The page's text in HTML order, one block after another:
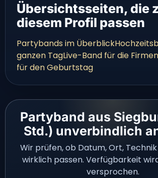
Übersichtsseiten, die
diesem Profil passen
Partybands im Überblick
ganzen TagLive-Band für die
für den Geburtstag
Partyband aus
Std.) unverbindlich
Wir prüfen, ob Datum, Ort,
wirklich passen. Verfügbarkeit
versprochen.